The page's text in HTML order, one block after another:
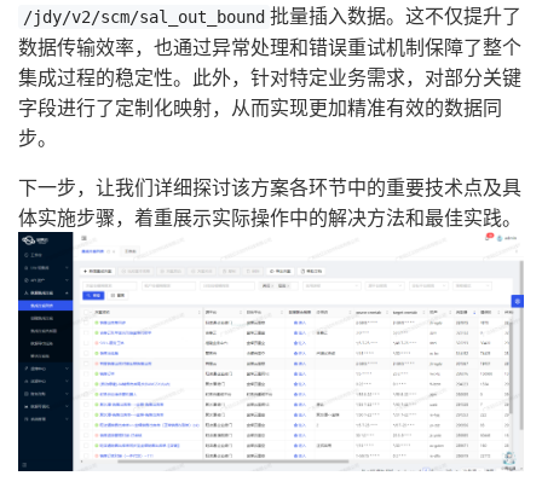
/jdy/v2/scm/sal_out_bound 批量插入数据。这不仅提升了
数据传输效率，也通过异常处理和错误重试机制保障了整个
集成过程的稳定性。此外，针对特定业务需求，对部分关键
字段进行了定制化映射，从而实现更加精准有效的数据同
步。
下一步，让我们详细探讨该方案各环节中的重要技术点及具
体实施步骤，着重展示实际操作中的解决方法和最佳实践。